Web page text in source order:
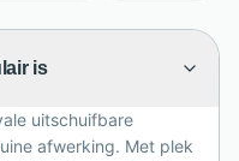
Linosa een krachtig
89 cm en hoogte
en uitstraling.
is
uitschuifbare
afwerking. Met plek